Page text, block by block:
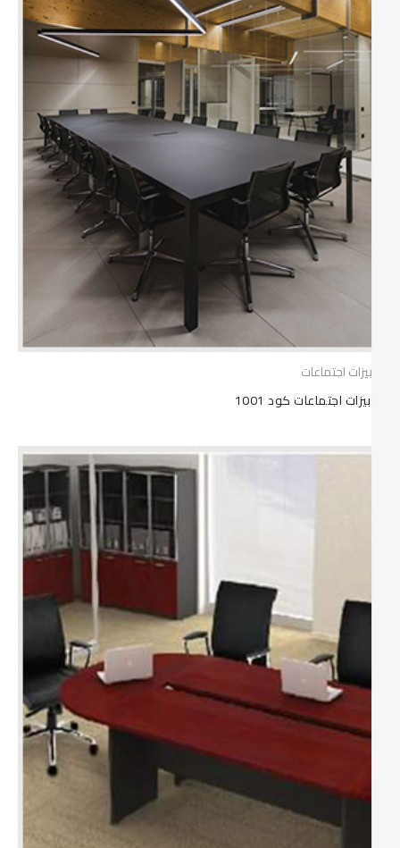
ترابيزات اجتماعات
ترابيزات اجتماعات كود 1001